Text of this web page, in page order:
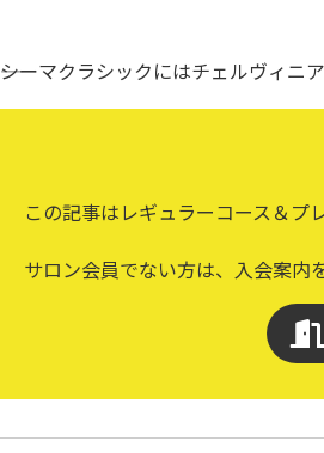
――シーマクラシックにはチェルヴィニ
この記事はレギュラーコース＆プ
サロン会員でない方は、入会案内